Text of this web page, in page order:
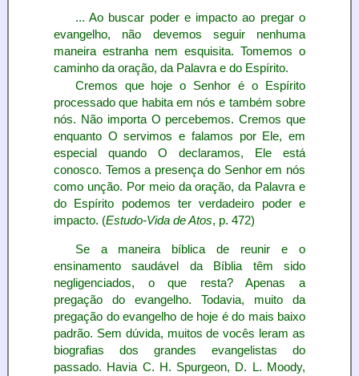
... Ao buscar poder e impacto ao pregar o
evangelho, não devemos seguir nenhuma
maneira estranha nem esquisita. Tomemos o
caminho da oração, da Palavra e do Espírito.
Cremos que hoje o Senhor é o Espírito
processado que habita em nós e também sobre
nós. Não importa O percebemos. Cremos que
enquanto O servimos e falamos por Ele, em
especial quando O declaramos, Ele está
conosco. Temos a presença do Senhor em nós
como unção. Por meio da oração, da Palavra e
do Espírito podemos ter verdadeiro poder e
impacto. (Estudo-Vida de Atos, p. 472)
Se a maneira bíblica de reunir e o
ensinamento saudável da Bíblia têm sido
negligenciados, o que resta? Apenas a
pregação do evangelho. Todavia, muito da
pregação do evangelho de hoje é do mais baixo
padrão. Sem dúvida, muitos de vocês leram as
biografias dos grandes evangelistas do
passado. Havia C. H. Spurgeon, D. L. Moody,